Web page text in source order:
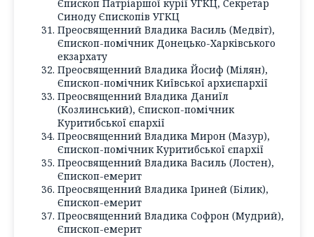
Єпископ Патріаршої курії УГКЦ, Секретар
Синоду Єпископів УГКЦ
Преосвященний Владика Василь (Медвіт),
Єпископ-помічник Донецько-Харківського
екзархату
Преосвященний Владика Йосиф (Мілян),
Єпископ-помічник Київської архиєпархії
Преосвященний Владика Даниїл
(Козлинський), Єпископ-помічник
Куритибської єпархії
Преосвященний Владика Мирон (Мазур),
Єпископ-помічник Куритибської єпархії
Преосвященний Владика Василь (Лостен),
Єпископ-емерит
Преосвященний Владика Іриней (Білик),
Єпископ-емерит
Преосвященний Владика Софрон (Мудрий),
Єпископ-емерит